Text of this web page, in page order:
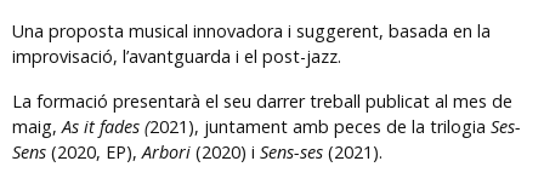
Una proposta musical innovadora i suggerent, basada en la
improvisació, l’avantguarda i el post-jazz.
La formació presentarà el seu darrer treball publicat al mes de
maig,As it fades (2021), juntament amb peces de la trilogia Ses-
Sens (2020, EP),Arbori (2020) i Sens-ses (2021).